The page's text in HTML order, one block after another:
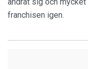
franchisen igen.